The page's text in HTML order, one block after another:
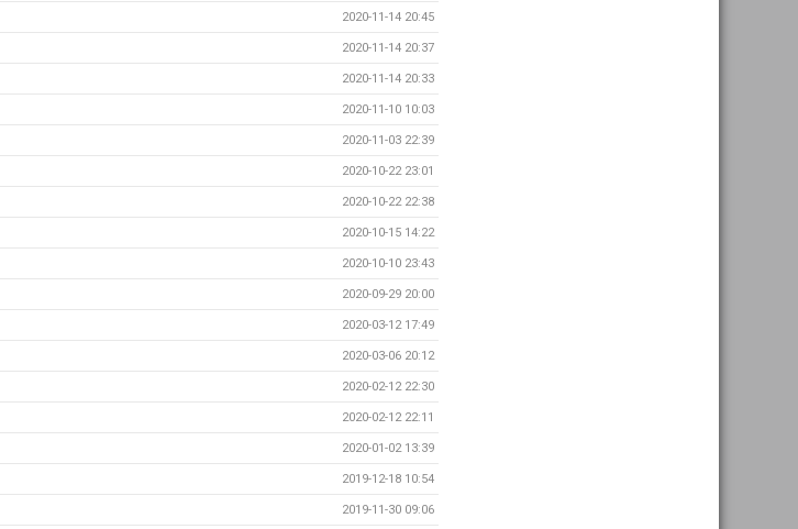
2020-11-14 20:45
2020-11-14 20:37
2020-11-14 20:33
2020-11-10 10:03
2020-11-03 22:39
2020-10-22 23:01
2020-10-22 22:38
2020-10-15 14:22
2020-10-10 23:43
2020-09-29 20:00
2020-03-12 17:49
2020-03-06 20:12
2020-02-12 22:30
2020-02-12 22:11
2020-01-02 13:39
2019-12-18 10:54
2019-11-30 09:06